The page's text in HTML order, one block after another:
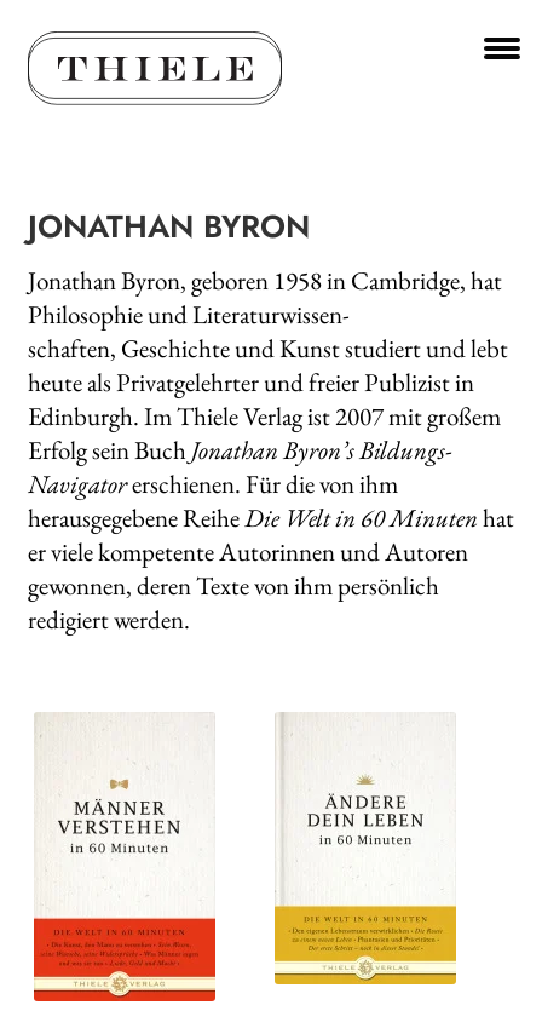
Zur
Navigation
springen
Zum
Inhalt
springen
BÜCHER
VERLAG
AKTUELLES
HANDEL
LIZENZEN | FOREIGN RIGHTS
WEITERE VERLAGE
Search:
JONATHAN BYRON
Jonathan Byron, geboren 1958 in Cambridge, hat
Philosophie und Literaturwissen-
schaften, Geschichte und Kunst studiert und lebt
heute als Privatgelehrter und freier Publizist in
Edinburgh. Im Thiele Verlag ist 2007 mit großem
Erfolg sein BuchJonathan Byron’s Bildungs-
Navigatorerschienen. Für die von ihm
herausgegebene ReiheDie Welt in 60 Minutenhat
er viele kompetente Autorinnen und Autoren
gewonnen, deren Texte von ihm persönlich
redigiert werden.